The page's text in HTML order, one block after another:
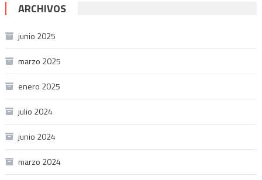
ARCHIVOS
junio 2025
marzo 2025
enero 2025
julio 2024
junio 2024
marzo 2024